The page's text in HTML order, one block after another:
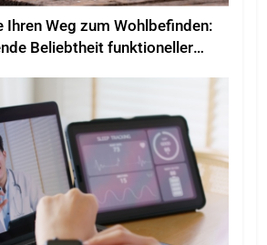
Ihren Weg zum Wohlbefinden:
Beliebtheit funktioneller